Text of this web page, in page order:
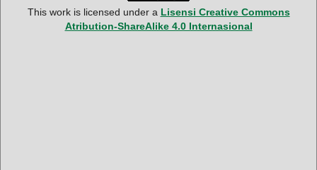
This work is licensed under a Lisensi Creative Commons
Atribution-ShareAlike 4.0 Internasional